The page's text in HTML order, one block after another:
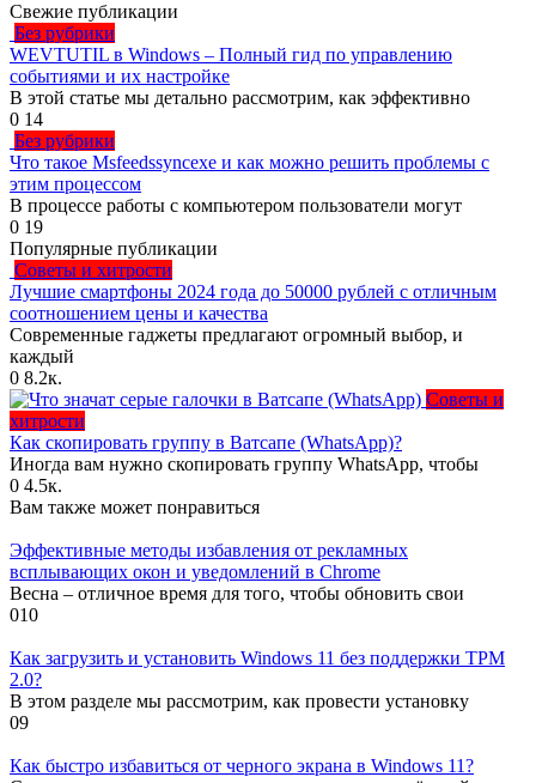
Свежие публикации
Без рубрики
WEVTUTIL в Windows – Полный гид по управлению
событиями и их настройке
В этой статье мы детально рассмотрим, как эффективно
0 14
Без рубрики
Что такое Msfeedssyncexe и как можно решить проблемы с
этим процессом
В процессе работы с компьютером пользователи могут
0 19
Популярные публикации
Советы и хитрости
Лучшие смартфоны 2024 года до 50000 рублей с отличным
соотношением цены и качества
Современные гаджеты предлагают огромный выбор, и
каждый
0 8.2к.
Советы и
хитрости
Как скопировать группу в Ватсапе (WhatsApp)?
Иногда вам нужно скопировать группу WhatsApp, чтобы
0 4.5к.
Вам также может понравиться
Эффективные методы избавления от рекламных
всплывающих окон и уведомлений в Chrome
Весна – отличное время для того, чтобы обновить свои
010
Как загрузить и установить Windows 11 без поддержки TPM
2.0?
В этом разделе мы рассмотрим, как провести установку
09
Как быстро избавиться от черного экрана в Windows 11?